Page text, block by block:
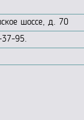
шоссе, д. 70
95.